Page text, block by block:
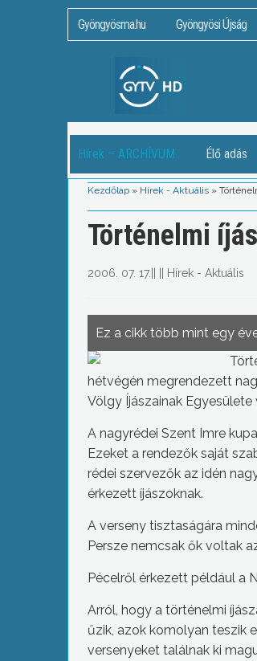
Gyöngyösma.hu Gyöngyösi Újság
Hírek – ARCHÍVUM Élő adás
Kezdőlap » Hírek - Aktuális »
Történelmi
2006. 07. 17. Hírek - Aktuális
Ez a cikk több mint egy
hétvégén megrendezett
Völgy Íjászainak
A nagyrédei Szent Imre
Ezeket a rendezők saját
rédei szervezők az idén
érkezett íjászoknak.
A verseny tisztaságára
Persze nemcsak ők voltak
Pécelről érkezett például a
Arról, hogy a történelmi
űzik, azok komolyan teszik
versenyeket találnak ki